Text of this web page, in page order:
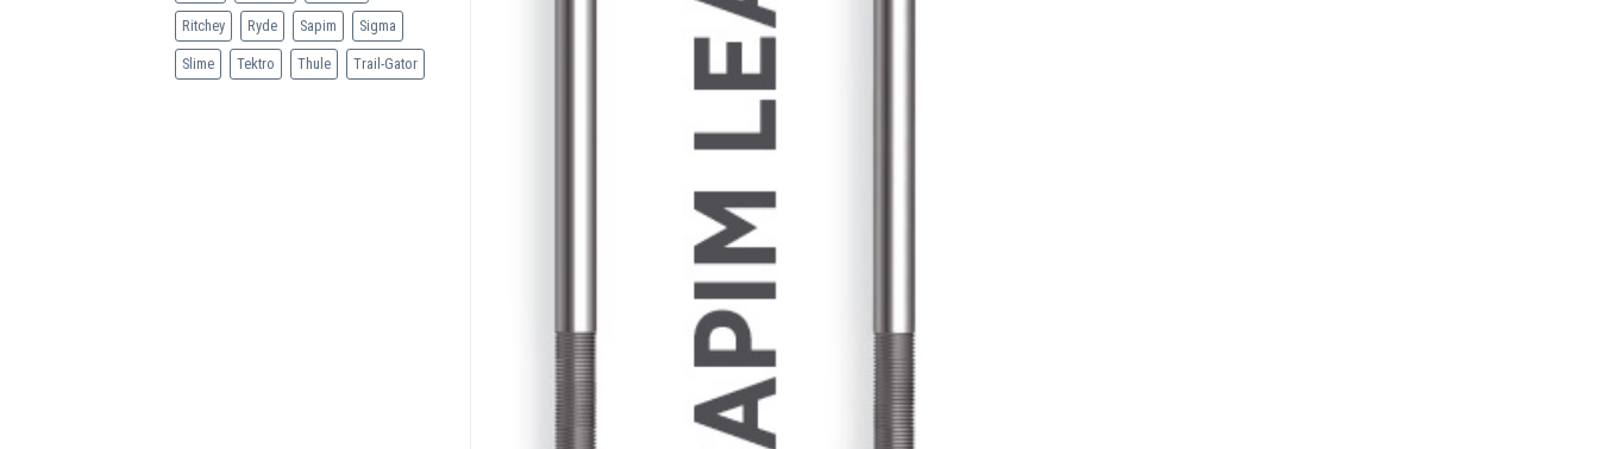
Ritchey Ryde Sapim Sigma
Slime Tektro Thule Trail-Gator